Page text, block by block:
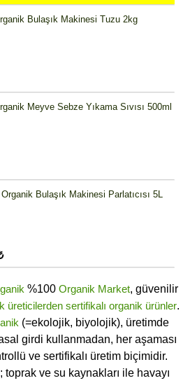
Bulaşık Makinesi Tuzu 2kg
Meyve Sebze Yıkama Sıvısı 500ml
Bulaşık Makinesi Parlatıcısı 5L
%100 Organik Market, güvenilir
üreticilerden sertifikalı organik ürünler.
(=ekolojik, biyolojik), üretimde
girdi kullanmadan, her aşaması
ve sertifikalı üretim biçimidir.
; toprak ve su kaynakları ile havayı